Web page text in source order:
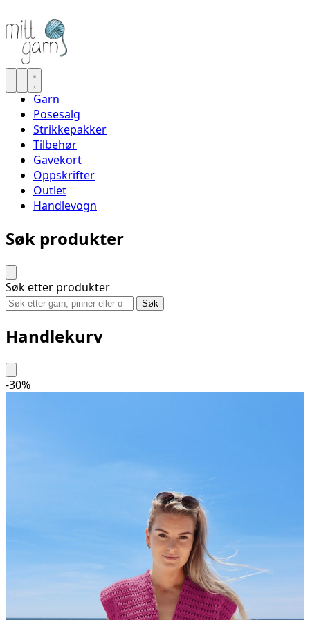
Garn
Posesalg
Strikkepakker
Tilbehør
Gavekort
Oppskrifter
Outlet
Handlevogn
Søk produkter
Søk etter produkter
Søk
Handlekurv
-30%